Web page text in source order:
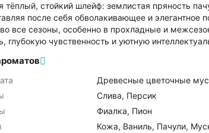
тёплый, стойкий шлейф: землистая пряность
после себя обволакивающее и элегантное
все сезоны, особенно в прохладные и
глубокую чувственность и уютную
Древесные цветочные
Слива, Персик
Фиалка, Пион
Кожа, Ваниль, Пачули,